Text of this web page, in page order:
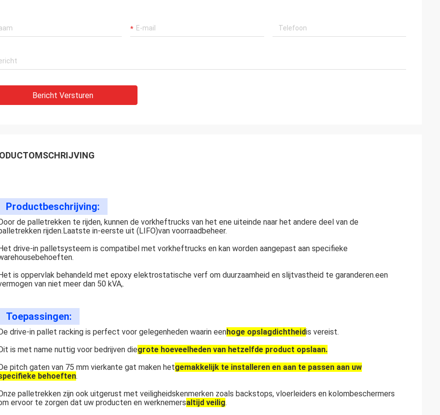
Bericht Versturen
Productbeschrijving:
de palletrekken te rijden, kunnen de vorkheftrucks van het ene uiteinde naar het andere deel van de
rijden.Laatste in-eerste uit (LIFO)van voorraadbeheer.
drive-in palletsysteem is compatibel met vorkheftrucks en kan worden aangepast aan specifieke
is oppervlak behandeld met epoxy elektrostatische verf om duurzaamheid en slijtvastheid te garanderen.een
van niet meer dan 50 kVA,.
Toepassingen:
drive-in pallet racking is perfect voor gelegenheden waarin eenhoge opslagdichtheidis vereist.
is met name nuttig voor bedrijven diegrote hoeveelheden van hetzelfde product opslaan.
pitch gaten van 75 mm vierkante gat maken hetgemakkelijk te installeren en aan te passen aan uw
behoeften.
palletrekken zijn ook uitgerust met veiligheidskenmerken zoals backstops, vloerleiders en kolombeschermers
ervoor te zorgen dat uw producten en werknemersaltijd veilig.